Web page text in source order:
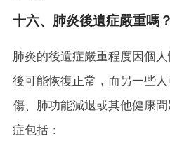
十六、肺炎後遺症嚴重嗎？
肺炎的後遺症嚴重程度因個
後可能恢復正常，而另一些
傷、肺功能減退或其他健康
症包括：